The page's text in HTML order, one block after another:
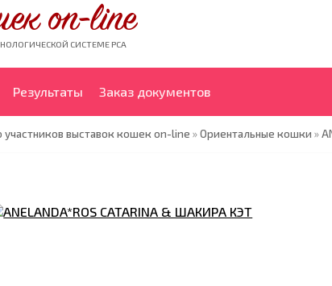
on-line
СИСТЕМЕ PCA
Результаты Заказ документов
участников выставок кошек on-line »Ориентальные кошки »